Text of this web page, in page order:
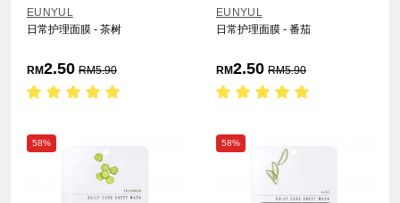
EUNYUL
日常护理面膜 - 茶树
RM2.50 RM5.90
EUNYUL
日常护理面膜 - 番茄
RM2.50 RM5.90
58% 58%